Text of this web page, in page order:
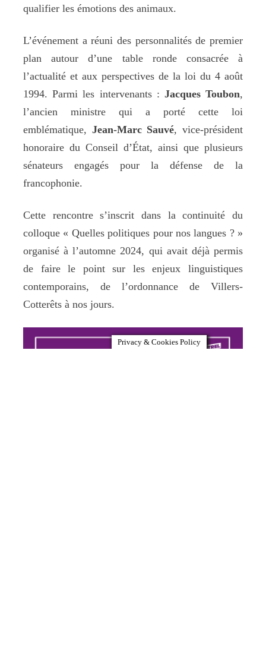
qualifier les émotions des animaux.
L’événement a réuni des personnalités de premier
plan autour d’une table ronde consacrée à
l’actualité et aux perspectives de la loi du 4 août
1994. Parmi les intervenants : Jacques Toubon,
l’ancien ministre qui a porté cette loi
emblématique, Jean-Marc Sauvé, vice-président
honoraire du Conseil d’État, ainsi que plusieurs
sénateurs engagés pour la défense de la
francophonie.
Cette rencontre s’inscrit dans la continuité du
colloque « Quelles politiques pour nos langues ? »
organisé à l’automne 2024, qui avait déjà permis
de faire le point sur les enjeux linguistiques
contemporains, de l’ordonnance de Villers-
Cotterêts à nos jours.
Privacy & Cookies Policy